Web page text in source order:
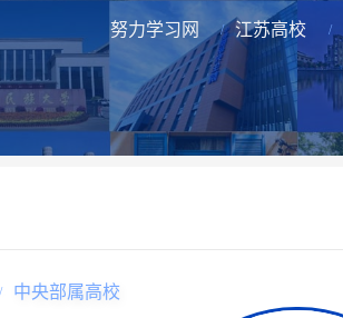
努力学习网 江苏高校
中央部属高校